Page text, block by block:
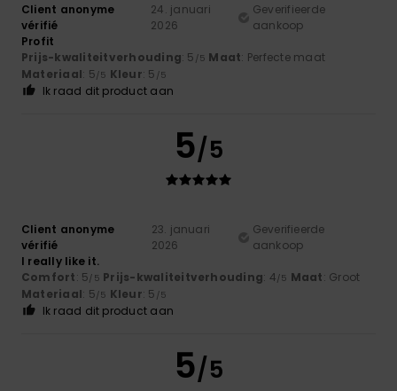
Client anonyme
vérifié
24. januari
2026
Geverifieerde
aankoop
Profit
Prijs-kwaliteitverhouding: 5 /5 Maat: Perfecte maat
Materiaal: 5/5 Kleur: 5 /5
Ik raad dit product aan
5/5
Client anonyme
vérifié
23. januari
2026
Geverifieerde
aankoop
I really like it.
Comfort: 5/5 Prijs-kwaliteitverhouding: 4/5 Maat: Groot
Materiaal: 5/5 Kleur: 5 /5
Ik raad dit product aan
5/5